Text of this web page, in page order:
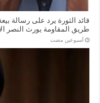
قائد الثورة يرد على رسالة
طريق المقاومة يورث النصر
‏أسبوعين مضت